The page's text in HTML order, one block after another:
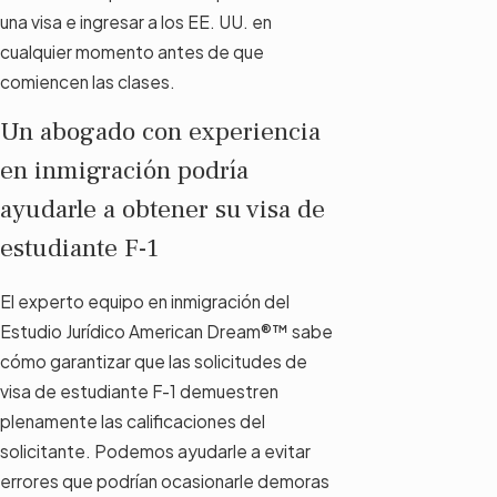
una visa e ingresar a los EE. UU. en
cualquier momento antes de que
comiencen las clases.
Un abogado con experiencia
en inmigración podría
ayudarle a obtener su visa de
estudiante F-1
El experto equipo en inmigración del
Estudio Jurídico American Dream®™ sabe
cómo garantizar que las solicitudes de
visa de estudiante F-1 demuestren
plenamente las calificaciones del
solicitante. Podemos ayudarle a evitar
errores que podrían ocasionarle demoras